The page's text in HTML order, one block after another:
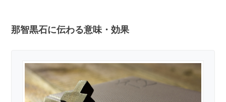
那智黒石に伝わる意味・効果